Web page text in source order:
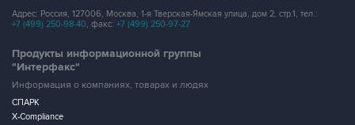
Адрес: Россия, 127006, Москва, 1-я Тверская-Ямская улица, дом 2, стр.1, тел.:
+7 (499) 250-98-40, факс: +7 (499) 250-97-27
Продукты информационной группы
"Интерфакс"
Информация о компаниях, товарах и людях
СПАРК
X-Compliance